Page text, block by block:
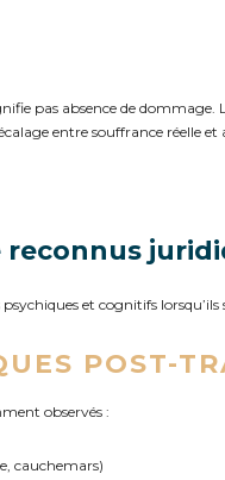
pas absence de
entre souffrance réelle
et cognitifs
POST-
observés :
cauchemars)